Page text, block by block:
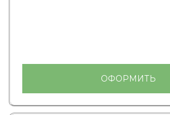
ОФОРМИТЬ